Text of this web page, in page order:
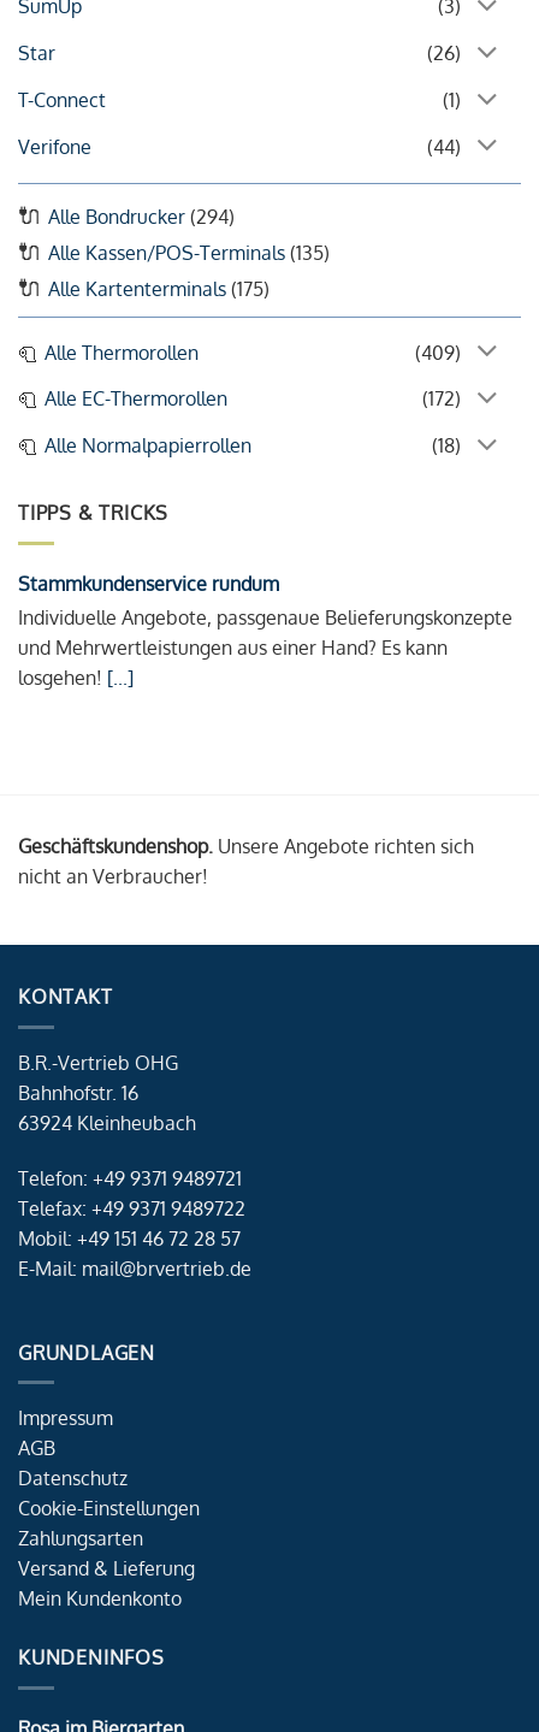
SumUp
(3)
Star
(26)
T-Connect
(1)
Verifone
(44)
Alle Bondrucker (294)
Alle Kassen/POS-Terminals (135)
Alle Kartenterminals (175)
Alle Thermorollen
(409)
Alle EC-Thermorollen
(172)
Alle Normalpapierrollen
(18)
TIPPS & TRICKS
Stammkundenservice rundum
Individuelle Angebote, passgenaue Belieferungskonzepte
und Mehrwertleistungen aus einer Hand? Es kann
losgehen! [...]
Geschäftskundenshop. Unsere Angebote richten sich
nicht an Verbraucher!
KONTAKT
B.R.-Vertrieb OHG
Bahnhofstr. 16
63924 Kleinheubach
Telefon: +49 9371 9489721
Telefax: +49 9371 9489722
Mobil: +49 151 46 72 28 57
E-Mail: mail@brvertrieb.de
GRUNDLAGEN
Impressum
AGB
Datenschutz
Cookie-Einstellungen
Zahlungsarten
Versand & Lieferung
Mein Kundenkonto
KUNDENINFOS